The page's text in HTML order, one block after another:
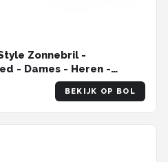
Zonnebril -
- Dames - Heren -
BEKIJK OP BOL